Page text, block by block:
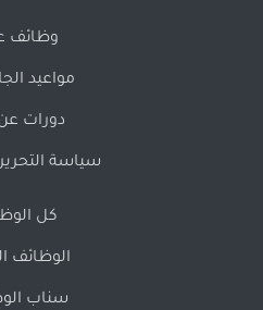
وظائف
مواعيد
دورات
سياسة
كل
الوظائف
سناب